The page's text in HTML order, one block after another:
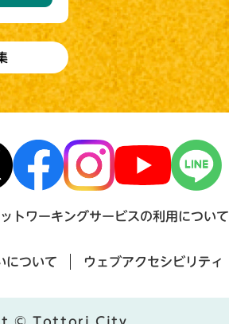
トワーキングサービスの利用について
について ウェブアクセシビリティ